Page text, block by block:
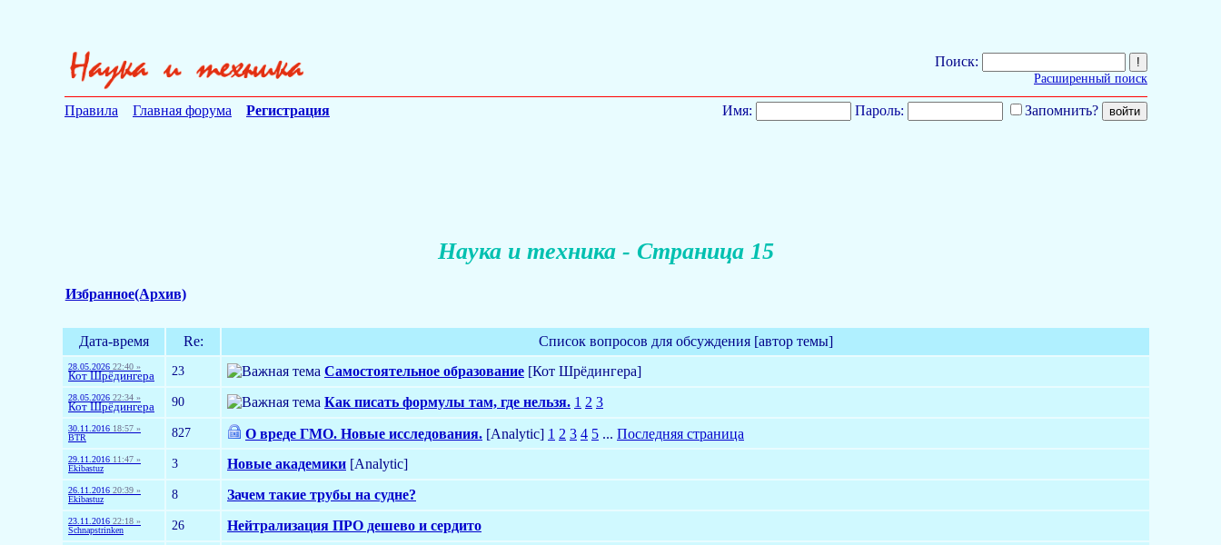
Поиск:
Расширенный поиск
Правила Главная форума Регистрация Имя: Пароль: Запомнить?
Наука и техника - Страница 15
Избранное(Архив)
Дата-время Re: Список вопросов для обсуждения [автор темы]
28.05.2026 22:40 »
Кот Шрёдингера 23 Самостоятельное образование [Кот Шрёдингера]
28.05.2026 22:34 »
Кот Шрёдингера 90 Как писать формулы там, где нельзя. 1 2 3
30.11.2016 18:57 »
BTR
827 О вреде ГМО. Новые исследования. [Analytic] 1 2 3 4 5 ... Последняя страница
29.11.2016 11:47 »
Ekibastuz
3 Новые академики [Analytic]
26.11.2016 20:39 »
Ekibastuz
8 Зачем такие трубы на судне?
23.11.2016 22:18 »
Schnapstrinken
26 Нейтрализация ПРО дешево и сердито